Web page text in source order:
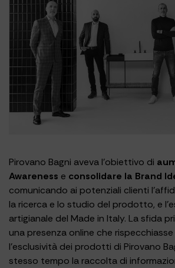
Pirovano Bagni aveva l’obiettivo di
Awareness e consolidare la Brand
comunicando ai potenziali clienti
la ricerca e lo studio del prodotto, e
artigianale del Made in Italy. La sfida
una presenza online che
l’esclusività dei prodotti di Pirovano
stesso tempo la raccolta di